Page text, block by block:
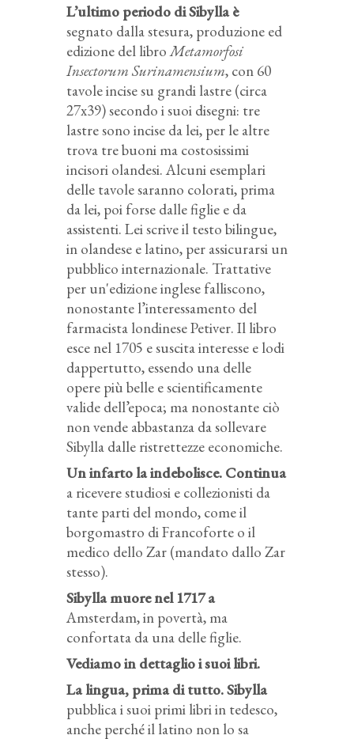
L’ultimo periodo di Sibylla è
segnato dalla stesura, produzione ed
edizione del libroMetamorfosi
Insectorum Surinamensium, con 60
tavole incise su grandi lastre (circa
27x39) secondo i suoi disegni: tre
lastre sono incise da lei, per le altre
trova tre buoni ma costosissimi
incisori olandesi. Alcuni esemplari
delle tavole saranno colorati, prima
da lei, poi forse dalle figlie e da
assistenti. Lei scrive il testo bilingue,
in olandese e latino, per assicurarsi un
pubblico internazionale. Trattative
per un'edizione inglese falliscono,
nonostante l’interessamento del
farmacista londinese Petiver. Il libro
esce nel 1705 e suscita interesse e lodi
dappertutto, essendo una delle
opere più belle e scientificamente
valide dell’epoca; ma nonostante ciò
non vende abbastanza da sollevare
Sibylla dalle ristrettezze economiche.
Un infarto la indebolisce. Continua
a ricevere studiosi e collezionisti da
tante parti del mondo, come il
borgomastro di Francoforte o il
medico dello Zar (mandato dallo Zar
stesso).
Sibylla muore nel 1717 a
Amsterdam, in povertà, ma
confortata da una delle figlie.
Vediamo in dettaglio i suoi libri.
La lingua, prima di tutto. Sibylla
pubblica i suoi primi libri in tedesco,
anche perché il latino non lo sa